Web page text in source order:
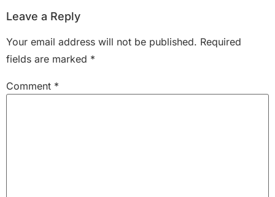
Leave a Reply
Your email address will not be published. Required
fields are marked *
Comment *